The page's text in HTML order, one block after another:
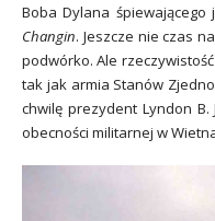
Boba Dylana śpiewającego
Changin. Jeszcze nie czas
podwórko. Ale
tak jak armia Stanów
chwilę prezydent Lyndon
obecności militarnej w